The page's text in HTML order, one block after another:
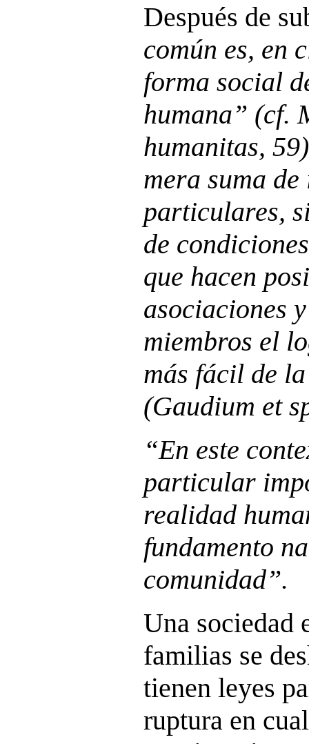
Después de
común es, en
forma social
humana” (cf.
humanitas,
mera suma de
particulares,
de
que hacen
asociaciones
miembros el
más fácil de
(Gaudium et
“En este
particular
realidad
fundamento
comunidad”.
Una sociedad
familias se
tienen leyes
ruptura en